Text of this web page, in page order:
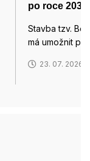
po roce 2032
Stavba tzv.
má umožnit
23. 07. 2026